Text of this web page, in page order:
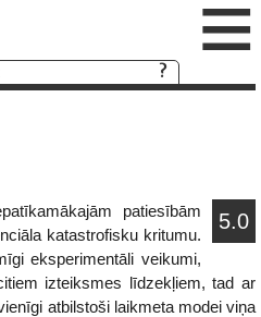
≡
5.0
patiesībām
katastrofisku kritumu.
eksperimentāli veikumi,
izteiksmes līdzekļiem, tad ar
atbilstoši laikmeta modei viņa